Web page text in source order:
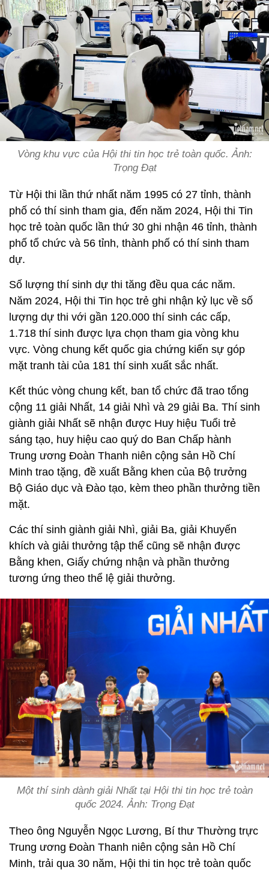
Vòng khu vực của Hội thi tin học trẻ toàn quốc. Ảnh:
Trọng Đạt
Từ Hội thi lần thứ nhất năm 1995 có 27 tỉnh, thành
phố có thí sinh tham gia, đến năm 2024, Hội thi Tin
học trẻ toàn quốc lần thứ 30 ghi nhận 46 tỉnh, thành
phố tổ chức và 56 tỉnh, thành phố có thí sinh tham
dự.
Số lượng thí sinh dự thi tăng đều qua các năm.
Năm 2024, Hội thi Tin học trẻ ghi nhận kỷ lục về số
lượng dự thi với gần 120.000 thí sinh các cấp,
1.718 thí sinh được lựa chọn tham gia vòng khu
vực. Vòng chung kết quốc gia chứng kiến sự góp
mặt tranh tài của 181 thí sinh xuất sắc nhất.
Kết thúc vòng chung kết, ban tổ chức đã trao tổng
cộng 11 giải Nhất, 14 giải Nhì và 29 giải Ba. Thí sinh
giành giải Nhất sẽ nhận được Huy hiệu Tuổi trẻ
sáng tạo, huy hiệu cao quý do Ban Chấp hành
Trung ương Đoàn Thanh niên cộng sản Hồ Chí
Minh trao tặng, đề xuất Bằng khen của Bộ trưởng
Bộ Giáo dục và Đào tạo, kèm theo phần thưởng tiền
mặt.
Các thí sinh giành giải Nhì, giải Ba, giải Khuyến
khích và giải thưởng tập thể cũng sẽ nhận được
Bằng khen, Giấy chứng nhận và phần thưởng
tương ứng theo thể lệ giải thưởng.
Một thí sinh dành giải Nhất tại Hội thi tin học trẻ toàn
quốc 2024. Ảnh: Trọng Đạt
Theo ông Nguyễn Ngọc Lương, Bí thư Thường trực
Trung ương Đoàn Thanh niên cộng sản Hồ Chí
Minh, trải qua 30 năm, Hội thi tin học trẻ toàn quốc